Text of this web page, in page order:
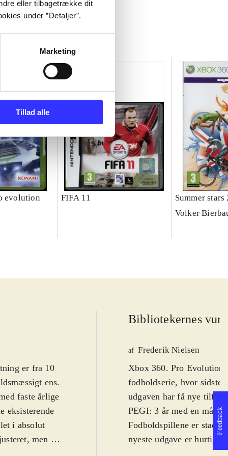
eller tilbagetrække dit
under ”Detaljer”.
Marketing
Tillad alle
evolution FIFA 11
Summer stars
Volker
er fra 10
ens.
faste årlige
eksisterende
i absolut
men det
Bibliotekernes
af Frederik Nielsen
Xbox 360. Pro Evolution
fodboldserie, hvor sidste
udgaven har få nye
PEGI: 3 år med en
Fodboldspillene er
nyeste udgave er
Feedback